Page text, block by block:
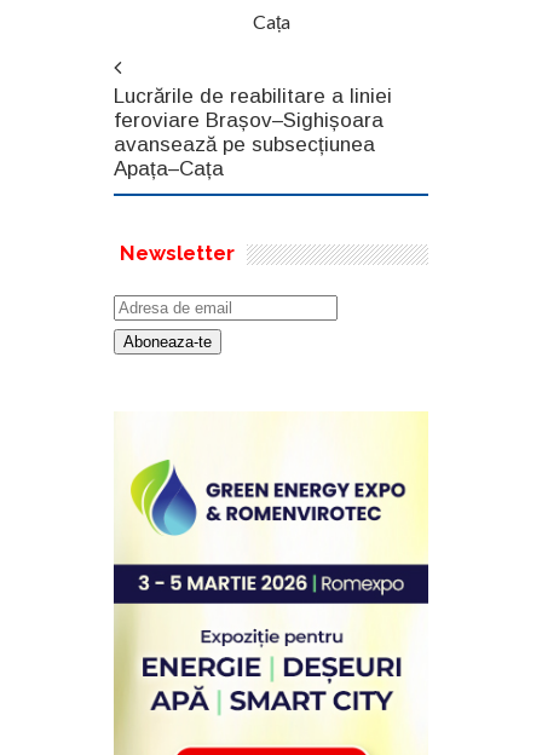
Cața
Lucrările de reabilitare a liniei
feroviare Brașov–Sighișoara
avansează pe subsecțiunea
Apața–Cața
Newsletter